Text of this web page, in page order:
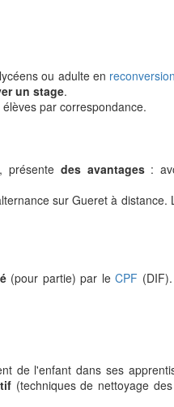
ou adulte en
un stage.
par correspondance.
présente des avantages:
sur Gueret à distance.
(pour partie) par leCPF
de l'enfant dans ses
(techniques de nettoyage